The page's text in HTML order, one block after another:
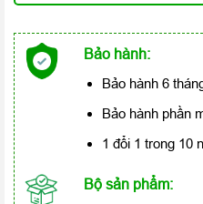
Bảo hành:
Bảo hành 6
Bảo hành phần
1 đổi 1 trong 10
Bộ sản phẩm: